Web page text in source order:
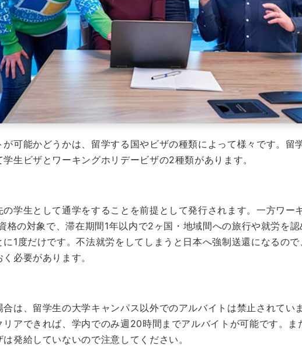
可能かどうかは、留学する国やビザの種類によって様々です。 留
生ビザとワーキングホリデービザの2種類があります。
学生として通学をすることを前提として発行されます。 一方ワー
格の対象で、滞在期間1年以内で2ヶ国・地域間への旅行や就労を
1度だけです。不法就労をしてしまうと日本へ強制送還になるの
必要があります。
は、留学生の大学キャンパス以外でのアルバイトは禁止されてい
アできれば、学内でのみ週20時間までアルバイトが可能です。
ま
発給していないので注意してください。